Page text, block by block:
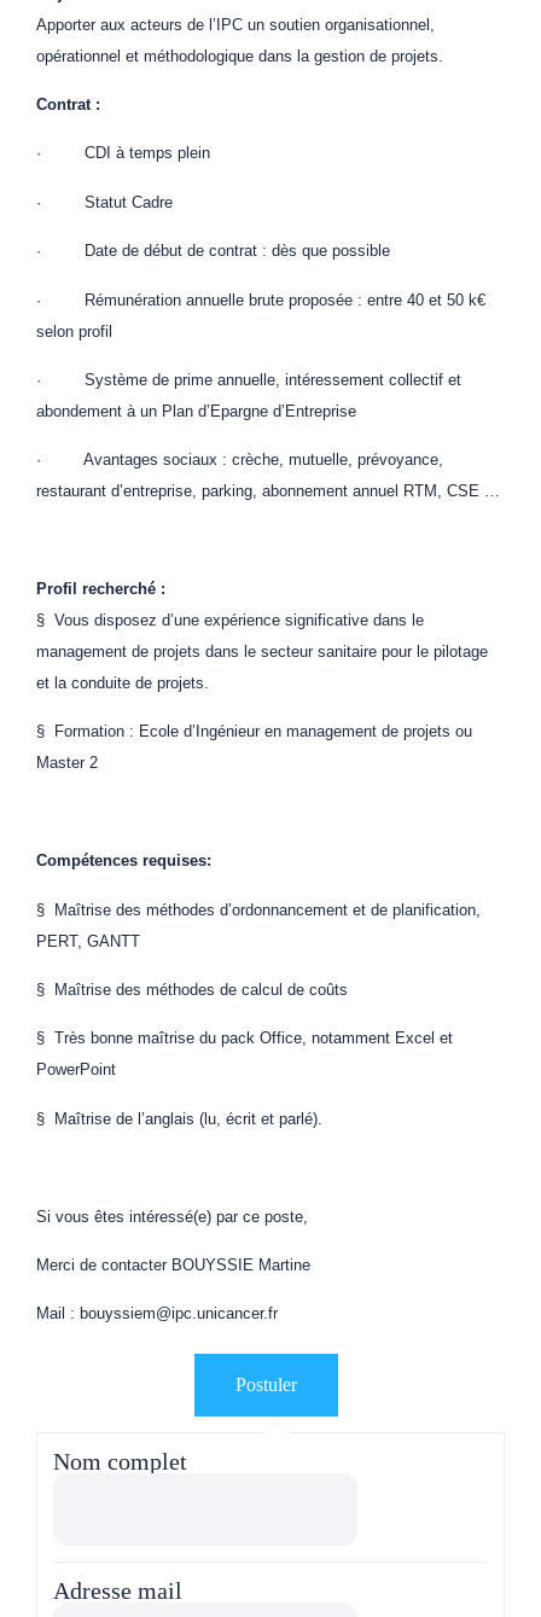
Apporter aux acteurs de l’IPC un soutien organisationnel,
opérationnel et méthodologique dans la gestion de projets.
Contrat :
· CDI à temps plein
· Statut Cadre
· Date de début de contrat : dès que possible
· Rémunération annuelle brute proposée : entre 40 et 50 k€
selon profil
· Système de prime annuelle, intéressement collectif et
abondement à un Plan d’Epargne d’Entreprise
· Avantages sociaux : crèche, mutuelle, prévoyance,
restaurant d’entreprise, parking, abonnement annuel RTM, CSE …
Profil recherché :
§ Vous disposez d’une expérience significative dans le
management de projets dans le secteur sanitaire pour le pilotage
et la conduite de projets.
§ Formation : Ecole d’Ingénieur en management de projets ou
Master 2
Compétences requises:
§ Maîtrise des méthodes d’ordonnancement et de planification,
PERT, GANTT
§ Maîtrise des méthodes de calcul de coûts
§ Très bonne maîtrise du pack Office, notamment Excel et
PowerPoint
§ Maîtrise de l’anglais (lu, écrit et parlé).
Si vous êtes intéressé(e) par ce poste,
Merci de contacter BOUYSSIE Martine
Mail : bouyssiem@ipc.unicancer.fr
Nom complet
Adresse mail